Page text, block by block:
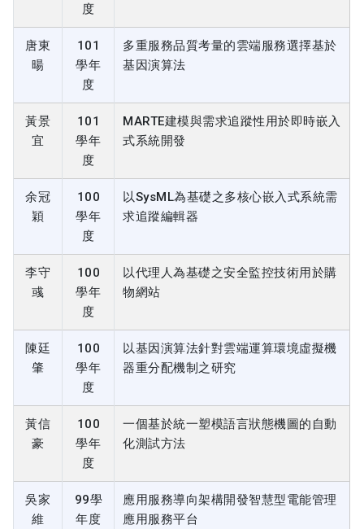
度
唐東
暘
101
學年
度
多重服務品質考量的雲端服務選擇基於
基因演算法
黃景
宜
101
學年
度
MARTE建模與需求追蹤性用於即時嵌入
式系統開發
余冠
穎
100
學年
度
以SysML為基礎之多核心嵌入式系統需
求追蹤編輯器
李守
彧
100
學年
度
以代理人為基礎之安全監控技術用於購
物網站
陳廷
肇
100
學年
度
以基因演算法針對雲端運算環境虛擬機
器重分配機制之研究
黃信
豪
100
學年
度
一個基於統一塑模語言狀態機圖的自動
化測試方法
吳家
維
99學
年度
應用服務導向架構開發智慧型電能管理
應用服務平台